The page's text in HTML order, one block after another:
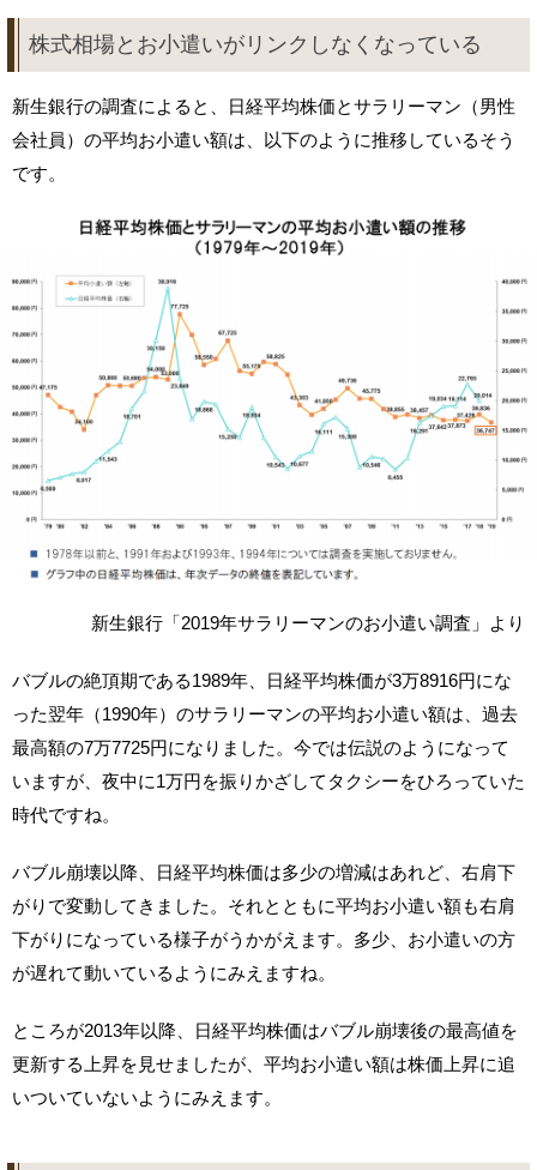
株式相場とお小遣いがリンクしなくなっている
新生銀行の調査によると、日経平均株価とサラリーマン（男性
会社員）の平均お小遣い額は、以下のように推移しているそう
です。
新生銀行「2019年サラリーマンのお小遣い調査」より
バブルの絶頂期である1989年、日経平均株価が3万8916円にな
った翌年（1990年）のサラリーマンの平均お小遣い額は、過去
最高額の7万7725円になりました。今では伝説のようになって
いますが、夜中に1万円を振りかざしてタクシーをひろっていた
時代ですね。
バブル崩壊以降、日経平均株価は多少の増減はあれど、右肩下
がりで変動してきました。それとともに平均お小遣い額も右肩
下がりになっている様子がうかがえます。多少、お小遣いの方
が遅れて動いているようにみえますね。
ところが2013年以降、日経平均株価はバブル崩壊後の最高値を
更新する上昇を見せましたが、平均お小遣い額は株価上昇に追
いついていないようにみえます。